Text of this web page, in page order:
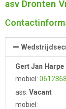
asv Dronten
Gert Jan Harpe
mobiel:
ass: Vacant
mobiel: